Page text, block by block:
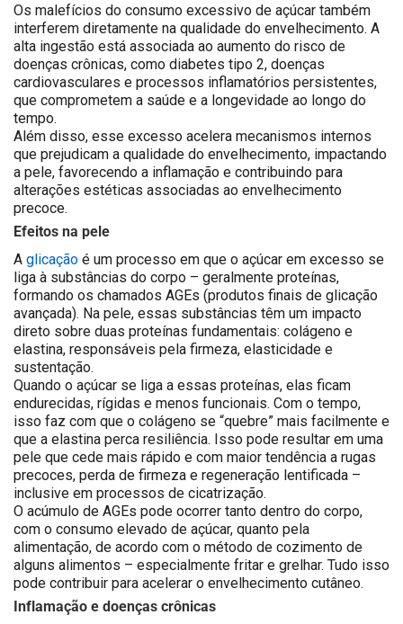
Os malefícios do consumo excessivo de açúcar também
interferem diretamente na qualidade do envelhecimento. A
alta ingestão está associada ao aumento do risco de
doenças crônicas, como diabetes tipo 2, doenças
cardiovasculares e processos inflamatórios persistentes,
que comprometem a saúde e a longevidade ao longo do
tempo.
Além disso, esse excesso acelera mecanismos internos
que prejudicam a qualidade do envelhecimento, impactando
a pele, favorecendo a inflamação e contribuindo para
alterações estéticas associadas ao envelhecimento
precoce.
Efeitos na pele
A glicação é um processo em que o açúcar em excesso se
liga à substâncias do corpo – geralmente proteínas,
formando os chamados AGEs (produtos finais de glicação
avançada). Na pele, essas substâncias têm um impacto
direto sobre duas proteínas fundamentais: colágeno e
elastina, responsáveis pela firmeza, elasticidade e
sustentação.
Quando o açúcar se liga a essas proteínas, elas ficam
endurecidas, rígidas e menos funcionais. Com o tempo,
isso faz com que o colágeno se “quebre” mais facilmente e
que a elastina perca resiliência. Isso pode resultar em uma
pele que cede mais rápido e com maior tendência a rugas
precoces, perda de firmeza e regeneração lentificada –
inclusive em processos de cicatrização.
O acúmulo de AGEs pode ocorrer tanto dentro do corpo,
com o consumo elevado de açúcar, quanto pela
alimentação, de acordo com o método de cozimento de
alguns alimentos – especialmente fritar e grelhar. Tudo isso
pode contribuir para acelerar o envelhecimento cutâneo.
Inflamação e doenças crônicas